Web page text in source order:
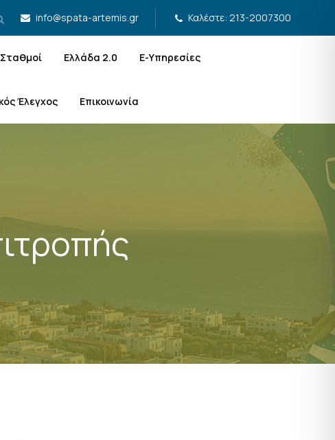
info@spata-artemis.gr Καλέστε: 213-2007300
Σταθμοί Ελλάδα 2.0 Ε-Υπηρεσίες
Έλεγχος Επικοινωνία